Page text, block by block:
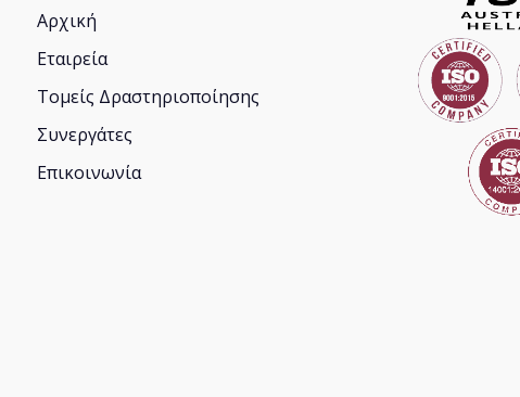
Αρχική
Εταιρεία
Τομείς Δραστηριοποίησης
Συνεργάτες
Επικοινωνία